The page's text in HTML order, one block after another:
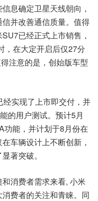
息确定卫星天线朝向，
并改善通信质量。值得
已经正式上市销售，
，在大定开启后仅27分
注意的是，创始版车型
实现了上市即交付，并
的用户测试。预计5月
功能，并计划于8月份在
车辆设计上不断创新，
著突破。
消费者需求来看, 小米
费者的关注和青睐。同